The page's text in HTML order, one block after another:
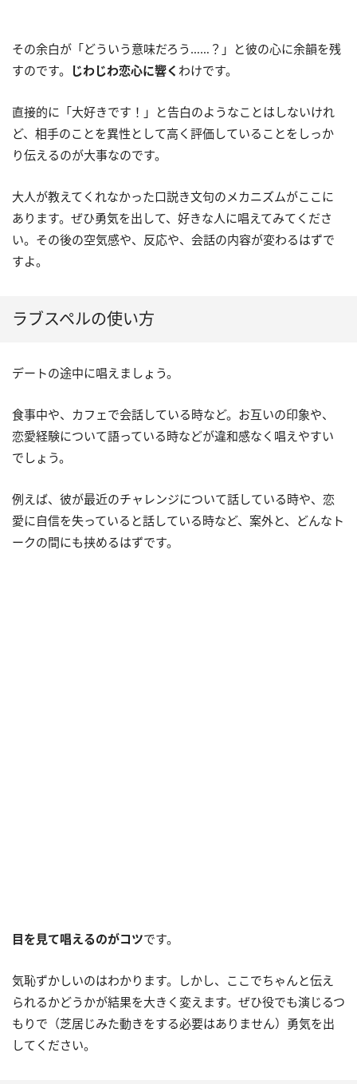
その余白が「どういう意味だろう……？」と彼の心に余韻を残
すのです。
じわじわ恋心に響く わけです。
直接的に「大好きです！」と告白のようなことはしないけれ
ど、相手のことを異性として高く評価していることをしっか
り伝えるのが大事なのです。
大人が教えてくれなかった口説き文句のメカニズムがここに
あります。ぜひ勇気を出して、好きな人に唱えてみてくださ
い。その後の空気感や、反応や、会話の内容が変わるはずで
すよ。
ラブスペルの使い方
デートの途中に唱えましょう。
食事中や、カフェで会話している時など。お互いの印象や、
恋愛経験について語っている時などが違和感なく唱えやすい
でしょう。
例えば、彼が最近のチャレンジについて話している時や、恋
愛に自信を失っていると話している時など、案外と、どんなト
ークの間にも挟めるはずです。
目を見て唱えるのがコツです。
気恥ずかしいのはわかります。しかし、ここでちゃんと伝え
られるかどうかが結果を大きく変えます。ぜひ役でも演じるつ
もりで（芝居じみた動きをする必要はありません）勇気を出
してください。